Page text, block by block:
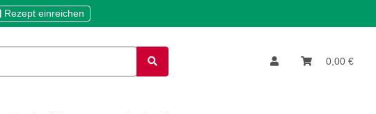
Rezept einreichen
0,00 €